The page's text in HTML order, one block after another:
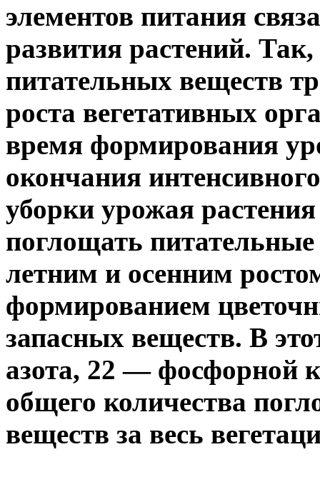
элементов питания
развития растений.
питательных веществ
роста вегетативных
время формирования
окончания
уборки урожая
поглощать питательные
летним и осенним
формированием
запасных веществ. В
азота, 22 — фосфорной
общего количества
веществ за весь